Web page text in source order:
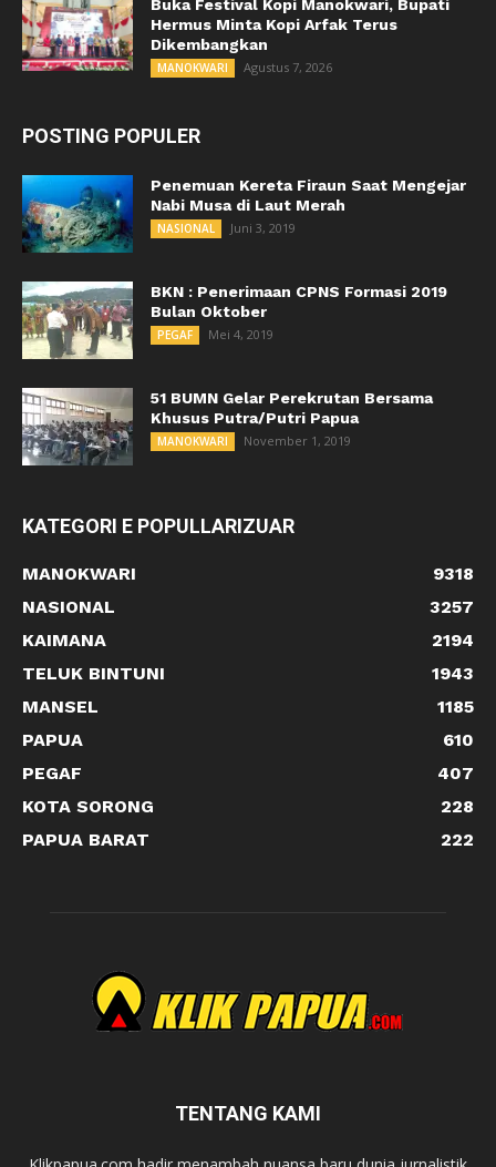
Buka Festival Kopi Manokwari, Bupati
Hermus Minta Kopi Arfak Terus
Dikembangkan
MANOKWARI Agustus 7, 2026
POSTING POPULER
Penemuan Kereta Firaun Saat Mengejar
Nabi Musa di Laut Merah
NASIONAL Juni 3, 2019
BKN : Penerimaan CPNS Formasi 2019
Bulan Oktober
PEGAF Mei 4, 2019
51 BUMN Gelar Perekrutan Bersama
Khusus Putra/Putri Papua
MANOKWARI November 1, 2019
KATEGORI E POPULLARIZUAR
MANOKWARI
9318
NASIONAL
3257
KAIMANA
2194
TELUK BINTUNI
1943
MANSEL
1185
PAPUA
610
PEGAF
407
KOTA SORONG
228
PAPUA BARAT
222
TENTANG KAMI